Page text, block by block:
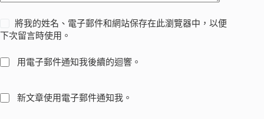
將我的姓名、電子郵件和網站保存在此瀏覽器中，以便
下次留言時使用。
用電子郵件通知我後續的迴響。
新文章使用電子郵件通知我。